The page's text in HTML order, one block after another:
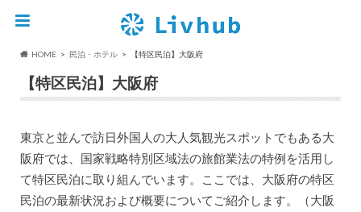
HOME 民泊・ホテル 【特区民泊】大阪府
【特区民泊】大阪府
東京と並んで訪日外国人の大人気観光スポットでもある大
阪府では、国家戦略特別区域法の旅館業法の特例を活用し
て特区民泊に取り組んでいます。ここでは、大阪府の特区
民泊の最新状況および概要についてご紹介します。（大阪